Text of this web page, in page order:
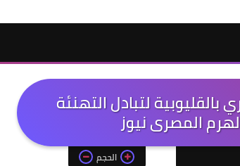
لتبادل التهنئة
المصرى نيوز
الحجم